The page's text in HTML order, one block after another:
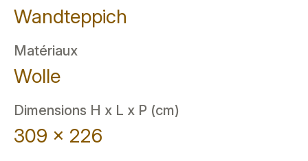
Wandteppich
Matériaux
Wolle
Dimensions H x L x P (cm)
309 x 226